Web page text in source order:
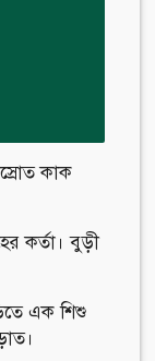
কাক
কর্তা। বুড়ী
এক শিশু